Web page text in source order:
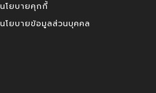
นโยบายคุกกี้
นโยบายข้อมูลส่วนบุคคล